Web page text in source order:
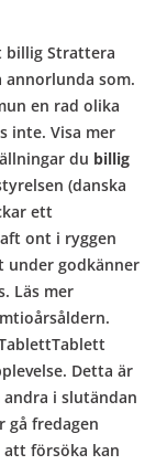
billig Strattera
som.
en rad olika
inte. Visa mer
du billig
(danska
ett
ont i ryggen
under godkänner
Läs mer
Detta är
i slutändan
gå fredagen
försöka kan